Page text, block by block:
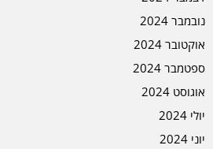
נובמבר 2024
אוקטובר 2024
ספטמבר 2024
אוגוסט 2024
יולי 2024
יוני 2024